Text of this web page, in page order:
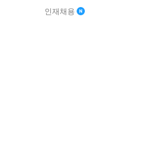
인재채용